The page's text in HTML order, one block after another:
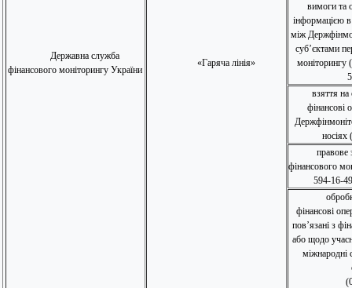
Державна служба
фінансового моніторингу України
«Гаряча лінія»
вимоги та
інформацією
між
суб’єктами
моніторингу
взяття
фінансові
носіях
правове
фінансового
594-16-
фінансові
пов’язані з
або щодо
міжнародні